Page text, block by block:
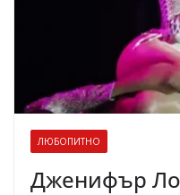
ЛЮБОПИТНО
Дженифър